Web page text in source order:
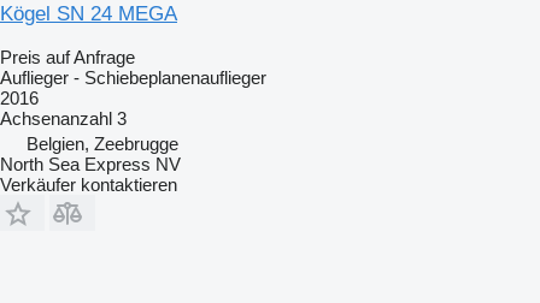
Kögel SN 24 MEGA
Preis auf Anfrage
Auflieger - Schiebeplanenauflieger
2016
Achsenanzahl 3
Belgien, Zeebrugge
North Sea Express NV
Verkäufer kontaktieren